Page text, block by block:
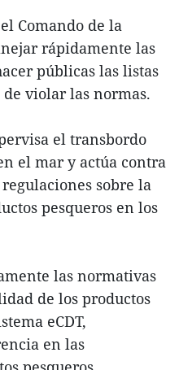
Comando de la
rápidamente las
públicas las listas
violar las normas.
el transbordo
el mar y actúa contra
sobre la
pesqueros en los
las normativas
de los productos
eCDT,
en las